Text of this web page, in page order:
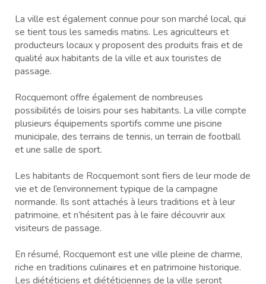
La ville est également connue pour son marché local, qui
se tient tous les samedis matins. Les agriculteurs et
producteurs locaux y proposent des produits frais et de
qualité aux habitants de la ville et aux touristes de
passage.
Rocquemont offre également de nombreuses
possibilités de loisirs pour ses habitants. La ville compte
plusieurs équipements sportifs comme une piscine
municipale, des terrains de tennis, un terrain de football
et une salle de sport.
Les habitants de Rocquemont sont fiers de leur mode de
vie et de l’environnement typique de la campagne
normande. Ils sont attachés à leurs traditions et à leur
patrimoine, et n’hésitent pas à le faire découvrir aux
visiteurs de passage.
En résumé, Rocquemont est une ville pleine de charme,
riche en traditions culinaires et en patrimoine historique.
Les diététiciens et diététiciennes de la ville seront